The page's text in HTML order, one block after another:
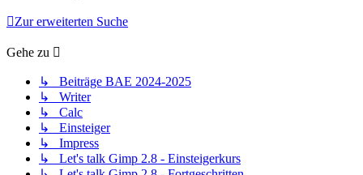
Zur erweiterten Suche
Gehe zu
↳ Beiträge BAE 2024-2025
↳ Writer
↳ Calc
↳ Einsteiger
↳ Impress
↳ Let's talk Gimp 2.8 - Einsteigerkurs